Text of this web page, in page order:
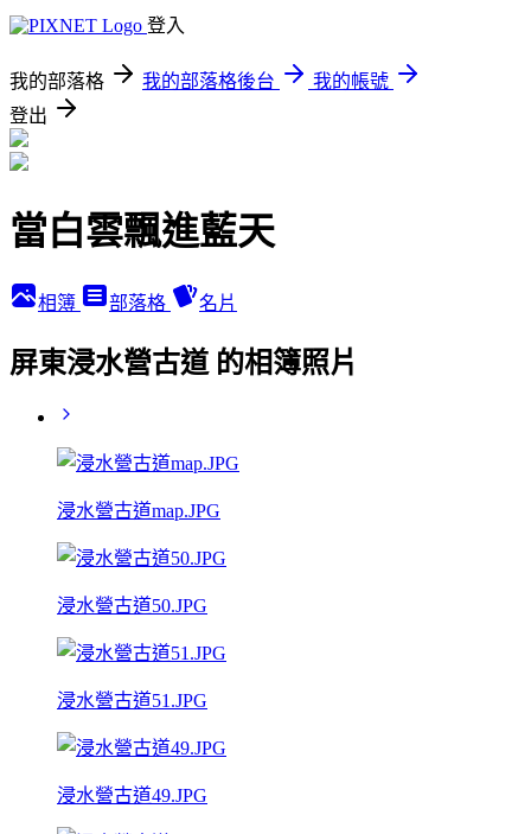
登入
我的部落格 我的部落格後台
我的帳號
登出
當白雲飄進藍天
相簿 部落格 名片
屏東浸水營古道 的相簿照片
浸水營古道map.JPG
浸水營古道50.JPG
浸水營古道51.JPG
浸水營古道49.JPG